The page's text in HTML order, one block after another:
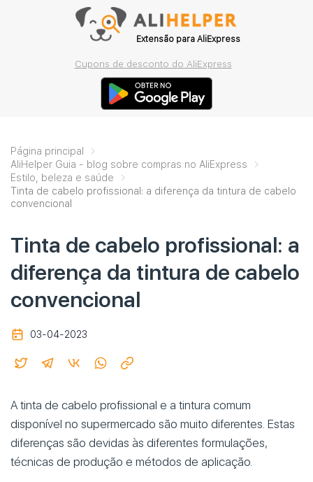
Extensão para AliExpress
Cupons de desconto do AliExpress
Página principal
AliHelper Guia - blog sobre compras no AliExpress
Estilo, beleza e saúde
Tinta de cabelo profissional: a diferença da tintura de cabelo
convencional
Tinta de cabelo profissional: a
diferença da tintura de cabelo
convencional
03-04-2023
A tinta de cabelo profissional e a tintura comum
disponível no supermercado são muito diferentes. Estas
diferenças são devidas às diferentes formulações,
técnicas de produção e métodos de aplicação.